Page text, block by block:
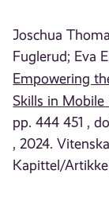
Joschua
Fuglerud; Eva
Empowering
Skills in Mobile
pp. 444 451 ,
, 2024.
Kapittel/